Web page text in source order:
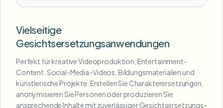
Vielseitige
Gesichtsersetzungsanwendungen
Perfekt für kreative Videoproduktion, Entertainment-
Content, Social-Media-Videos, Bildungsmaterialien und
künstlerische Projekte. Erstellen Sie Charakterersetzungen,
anonymisieren Sie Personen oder produzieren Sie
ansprechende Inhalte mit zuverlässiger Gesichtsersetzungs-